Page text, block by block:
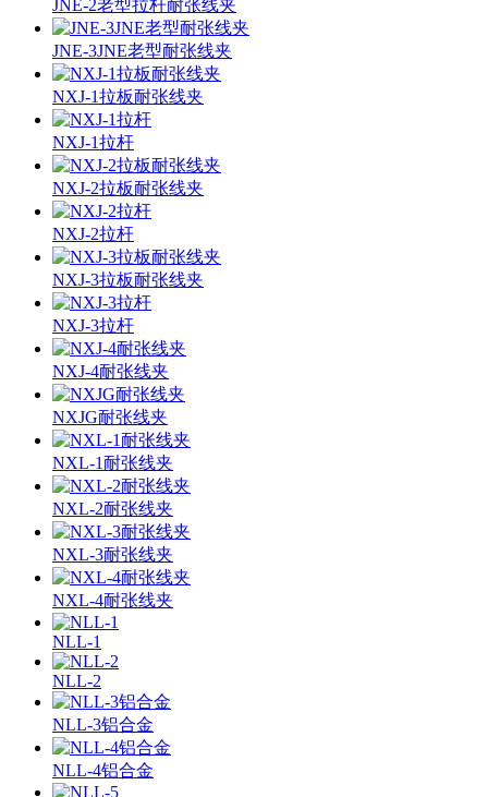
JNE-2老型拉杆耐张线夹
JNE-3JNE老型耐张线夹
NXJ-1拉板耐张线夹
NXJ-1拉杆
NXJ-2拉板耐张线夹
NXJ-2拉杆
NXJ-3拉板耐张线夹
NXJ-3拉杆
NXJ-4耐张线夹
NXJG耐张线夹
NXL-1耐张线夹
NXL-2耐张线夹
NXL-3耐张线夹
NXL-4耐张线夹
NLL-1
NLL-2
NLL-3铝合金
NLL-4铝合金